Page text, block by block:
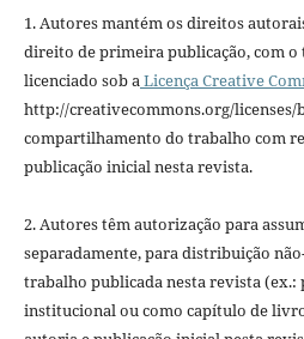
1. Autores mantém os direitos
direito de primeira publicação, com
licenciado sob aLicença Creative
http://creativecommons.org/licenses/
compartilhamento do trabalho com
publicação inicial nesta revista.
2. Autores têm autorização para
separadamente, para distribuição
trabalho publicada nesta revista
institucional ou como capítulo de